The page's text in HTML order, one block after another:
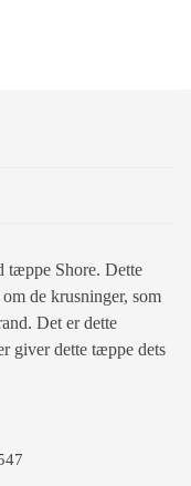
tæppe Shore. Dette
de krusninger, som
Det er dette
giver dette tæppe dets